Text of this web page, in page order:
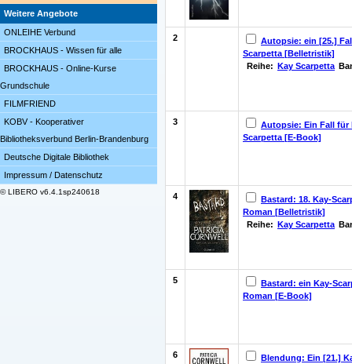
Weitere Angebote
ONLEIHE Verbund
BROCKHAUS - Wissen für alle
BROCKHAUS - Online-Kurse
Grundschule
FILMFRIEND
KOBV - Kooperativer
Bibliotheksverbund Berlin-Brandenburg
Deutsche Digitale Bibliothek
Impressum / Datenschutz
© LIBERO v6.4.1sp240618
2
Autopsie: ein [25.]
Scarpetta [Belletristik]
Reihe: Kay Scarpetta
3
Autopsie: Ein Fall für
Scarpetta [E-Book]
4
Bastard: 18. Kay-
Roman [Belletristik]
Reihe: Kay Scarpetta
5
Bastard: ein Kay-
Roman [E-Book]
6
Blendung: Ein [21.]